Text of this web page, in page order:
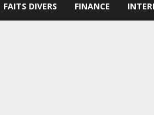
FAITS DIVERS FINANCE